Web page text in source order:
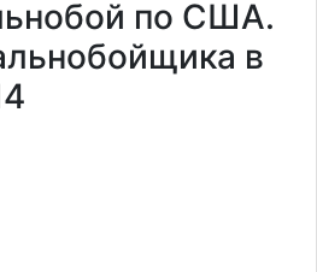
по США.
в